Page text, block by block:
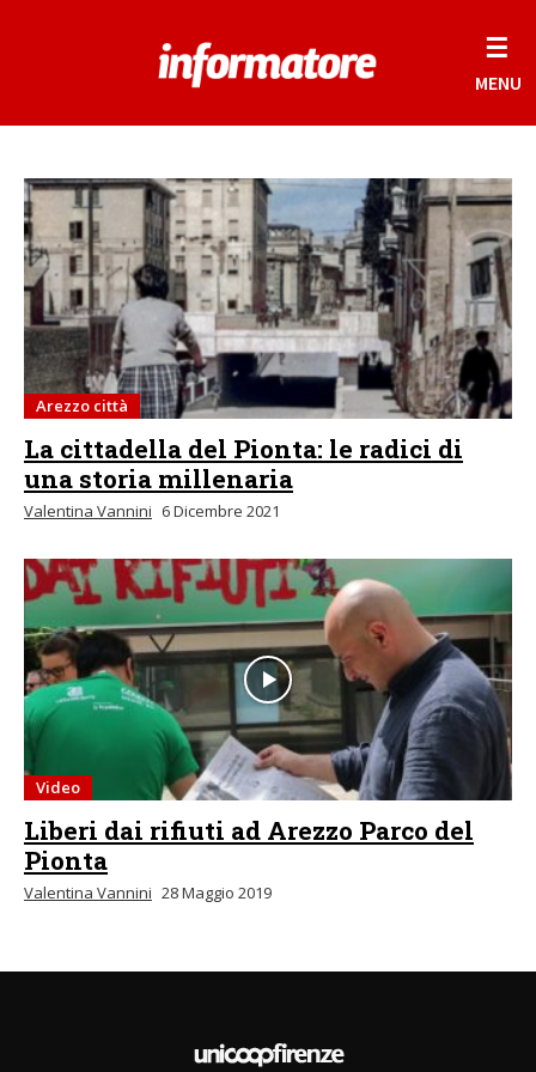
☰
MENU
Arezzo città
La cittadella del Pionta: le radici di
una storia millenaria
Valentina Vannini 6 Dicembre 2021
Video
Liberi dai rifiuti ad Arezzo Parco del
Pionta
Valentina Vannini 28 Maggio 2019